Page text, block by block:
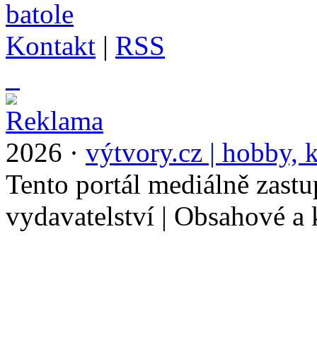
Kontakt | RSS
2026 · výtvory.cz | hobby,
Tento portál mediálně
vydavatelství | Obsahové